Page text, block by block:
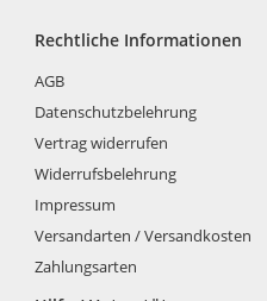
Rechtliche Informationen
AGB
Datenschutzbelehrung
Vertrag widerrufen
Widerrufsbelehrung
Impressum
Versandarten / Versandkosten
Zahlungsarten